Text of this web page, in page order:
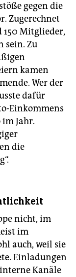
gegen die
Zugerechnet
150 Mitglieder,
sein. Zu
kamen
Wer der
dafür
Einkommens
Jahr.
die
nicht, im
im
auch, weil sie
Einladungen
Kanäle